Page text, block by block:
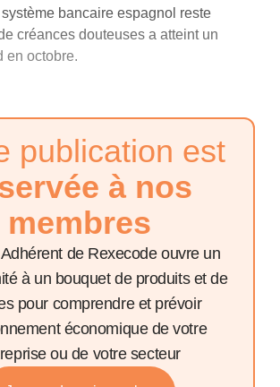
bancaire espagnol reste
créances douteuses a atteint un
en octobre.
publication est
à nos
membres
de Rexecode ouvre un
à un bouquet de produits et de
pour comprendre et prévoir
économique de votre
ou de votre secteur